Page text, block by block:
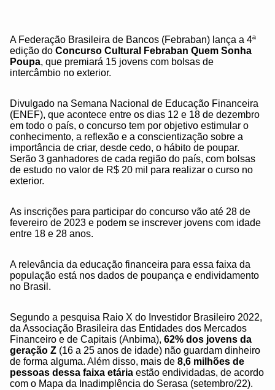
A Federação Brasileira de Bancos (Febraban) lança a 4ª
edição do Concurso Cultural Febraban Quem Sonha
Poupa, que premiará 15 jovens com bolsas de
intercâmbio no exterior.
Divulgado na Semana Nacional de Educação Financeira
(ENEF), que acontece entre os dias 12 e 18 de dezembro
em todo o país, o concurso tem por objetivo estimular o
conhecimento, a reflexão e a conscientização sobre a
importância de criar, desde cedo, o hábito de poupar.
Serão 3 ganhadores de cada região do país, com bolsas
de estudo no valor de R$ 20 mil para realizar o curso no
exterior.
As inscrições para participar do concurso vão até 28 de
fevereiro de 2023 e podem se inscrever jovens com idade
entre 18 e 28 anos.
A relevância da educação financeira para essa faixa da
população está nos dados de poupança e endividamento
no Brasil.
Segundo a pesquisa Raio X do Investidor Brasileiro 2022,
da Associação Brasileira das Entidades dos Mercados
Financeiro e de Capitais (Anbima), 62% dos jovens da
geração Z (16 a 25 anos de idade) não guardam dinheiro
de forma alguma. Além disso, mais de 8,6 milhões de
pessoas dessa faixa etária estão endividadas, de acordo
com o Mapa da Inadimplência do Serasa (setembro/22).